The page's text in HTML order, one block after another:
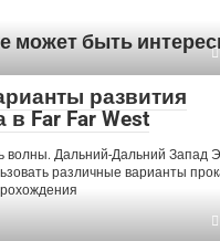
может быть
развития
Far Far West
волны. Дальний-Дальний Запад
различные варианты